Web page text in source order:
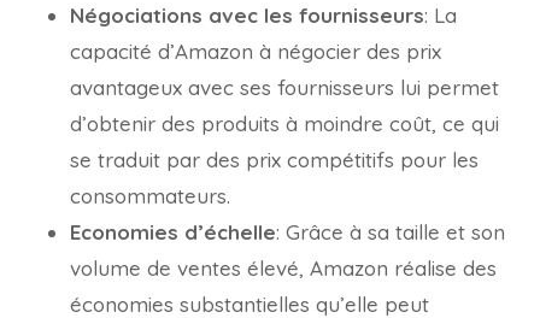
Négociations avec les fournisseurs: La
capacité d’Amazon à négocier des prix
avantageux avec ses fournisseurs lui permet
d’obtenir des produits à moindre coût, ce qui
se traduit par des prix compétitifs pour les
consommateurs.
Economies d’échelle: Grâce à sa taille et son
volume de ventes élevé, Amazon réalise des
économies substantielles qu’elle peut